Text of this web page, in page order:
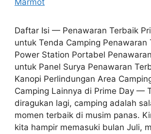
Daftar Isi — Penawaran Terbaik
untuk Tenda Camping Penawaran
Power Station Portabel
untuk Panel Surya Penawaran
Kanopi Perlindungan Area
Camping Lainnya di Prime Day —
diragukan lagi, camping adalah
momen terbaik di musim panas.
kita hampir memasuki bulan Juli,